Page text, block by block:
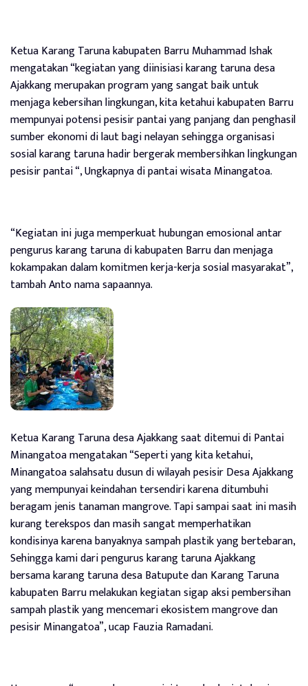
Ketua Karang Taruna kabupaten Barru Muhammad Ishak
mengatakan “kegiatan yang diinisiasi karang taruna desa
Ajakkang merupakan program yang sangat baik untuk
menjaga kebersihan lingkungan, kita ketahui kabupaten Barru
mempunyai potensi pesisir pantai yang panjang dan penghasil
sumber ekonomi di laut bagi nelayan sehingga organisasi
sosial karang taruna hadir bergerak membersihkan lingkungan
pesisir pantai “, Ungkapnya di pantai wisata Minangatoa.
“Kegiatan ini juga memperkuat hubungan emosional antar
pengurus karang taruna di kabupaten Barru dan menjaga
kokampakan dalam komitmen kerja-kerja sosial masyarakat”,
tambah Anto nama sapaannya.
Ketua Karang Taruna desa Ajakkang saat ditemui di Pantai
Minangatoa mengatakan “Seperti yang kita ketahui,
Minangatoa salahsatu dusun di wilayah pesisir Desa Ajakkang
yang mempunyai keindahan tersendiri karena ditumbuhi
beragam jenis tanaman mangrove. Tapi sampai saat ini masih
kurang terekspos dan masih sangat memperhatikan
kondisinya karena banyaknya sampah plastik yang bertebaran,
Sehingga kami dari pengurus karang taruna Ajakkang
bersama karang taruna desa Batupute dan Karang Taruna
kabupaten Barru melakukan kegiatan sigap aksi pembersihan
sampah plastik yang mencemari ekosistem mangrove dan
pesisir Minangatoa”, ucap Fauzia Ramadani.